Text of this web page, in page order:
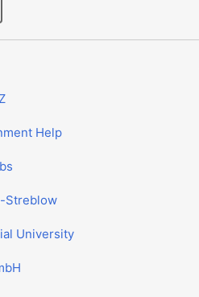
Help
Streblow
University